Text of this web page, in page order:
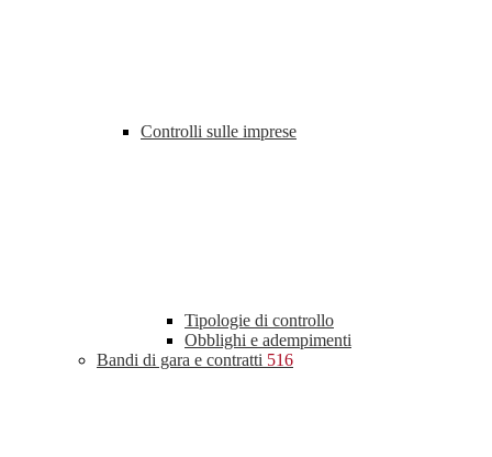
Controlli sulle imprese
Tipologie di controllo
Obblighi e adempimenti
Bandi di gara e contratti 516